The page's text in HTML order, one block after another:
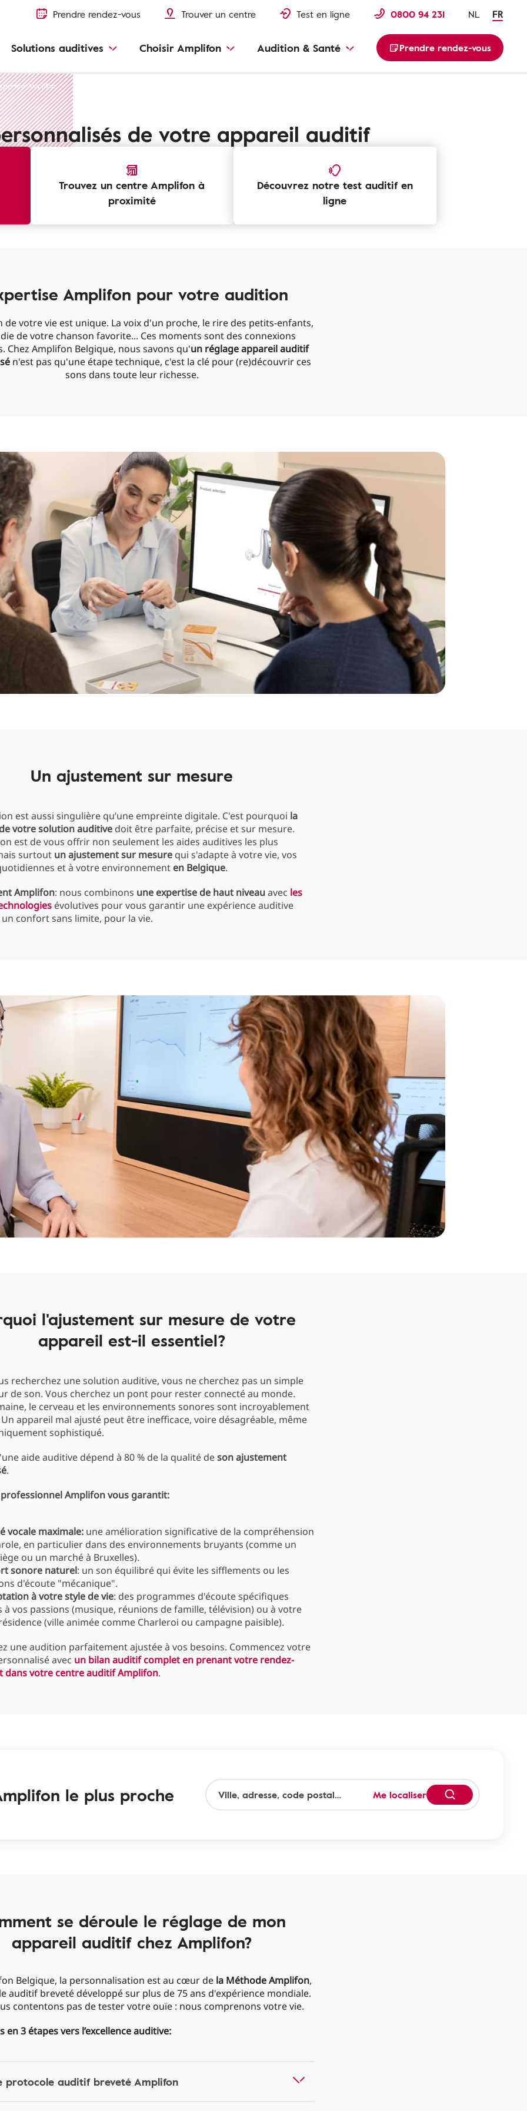
Prendre rendez-vous Trouver un centre Test en ligne 0800 94 231 NL FR
Solutions auditives Choisir Amplifon Audition & Santé Prendre rendez-vous
Amplifon
de votre appareil auditif
Trouvez un centre Amplifon à
proximité
Découvrez notre test auditif en
ligne
Amplifon pour votre audition
de votre vie est unique. La voix d'un proche, le rire des petits-enfants,
de votre chanson favorite... Ces moments sont des connexions
Chez Amplifon Belgique, nous savons qu'un réglage appareil auditif
n'est pas qu'une étape technique, c'est la clé pour (re)découvrir ces
sons dans toute leur richesse.
Un ajustement sur mesure
est aussi singulière qu’une empreinte digitale. C'est pourquoi la
votre solution auditive doit être parfaite, précise et sur mesure.
est de vous offrir non seulement les aides auditives les plus
surtout un ajustement sur mesure qui s'adapte à votre vie, vos
et à votre environnement en Belgique.
Amplifon: nous combinons une expertise de haut niveauavec les
évolutives pour vous garantir une expérience auditive
confort sans limite, pour la vie.
l'ajustement sur mesure de votre
appareil est-il essentiel?
recherchez une solution auditive, vous ne cherchez pas un simple
de son. Vous cherchez un pont pour rester connecté au monde.
le cerveau et les environnements sonores sont incroyablement
appareil mal ajusté peut être inefficace, voire désagréable, même
sophistiqué.
aide auditive dépend à 80 % de la qualité deson ajustement
.
Amplifon vous garantit:
vocale maximale: une amélioration significative de la compréhension
en particulier dans des environnements bruyants (comme un
ou un marché à Bruxelles).
sonore naturel: un son équilibré qui évite les sifflements ou les
d'écoute "mécanique".
à votre style de vie: des programmes d'écoute spécifiques
à vos passions (musique, réunions de famille, télévision) ou à votre
(ville animée comme Charleroi ou campagne paisible).
une audition parfaitement ajustée à vos besoins. Commencez votre
avec un bilan auditif completen prenant votre rendez-
dans votre centre auditif Amplifon.
le plus proche Me localiser
se déroule le réglage de mon
appareil auditif chez Amplifon?
Belgique, la personnalisation est au cœur de la Méthode Amplifon,
auditif breveté développé sur plus de 75 ans d'expérience mondiale.
contentons pas de tester votre ouïe : nous comprenons votre vie.
en 3 étapes vers l’excellence auditive:
protocole auditif breveté Amplifon